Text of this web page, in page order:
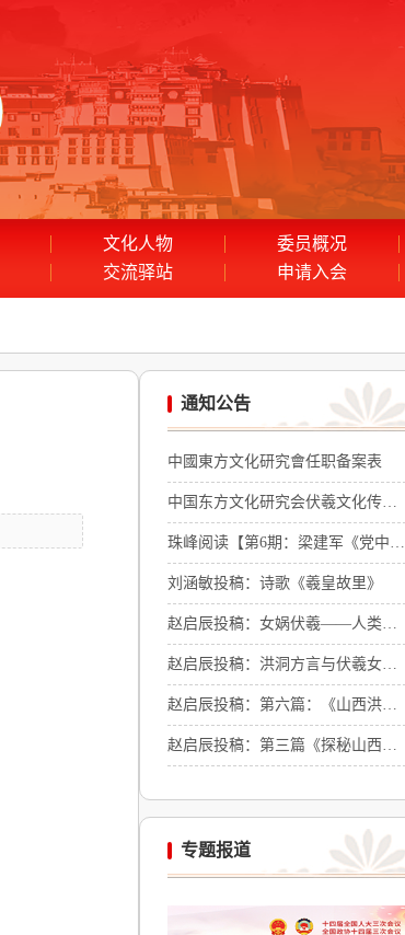
文化人物 委员概况
交流驿站 申请入会
通知公告
中國東方文化研究會任职备案表
中国东方文化研究会伏羲文化传承
专业委员会主任聘书感言
珠峰阅读【第6期：梁建军《党中央
在延安十三年》系列讲座之二：
《党中央在延安十三年的辉煌成就
及历史启示》
刘涵敏投稿：诗歌《羲皇故里》
赵启辰投稿：女娲伏羲——人类命
运共同体的精神符号与世界文明的
共同源头
赵启辰投稿：洪洞方言与伏羲女娲
文化的深层关联
赵启辰投稿：第六篇：《山西洪洞
卦底村：华夏文明的奇点与文化传
承》
赵启辰投稿：第三篇《探秘山西洪
专题报道